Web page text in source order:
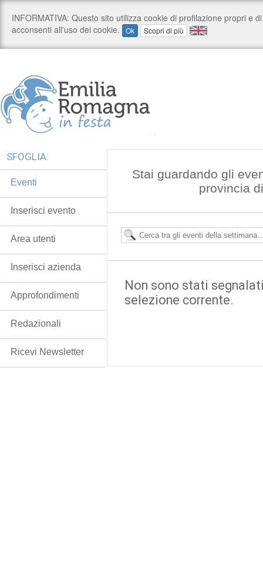
Stai guardando gli
provincia
Non sono stati
selezione corrente.
SFOGLIA:
Eventi
Inserisci evento
Area utenti
Inserisci azienda
Approfondimenti
Redazionali
Ricevi Newsletter